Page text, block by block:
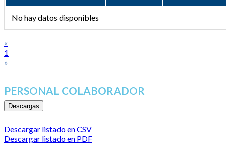
No hay datos disponibles
«
1
»
PERSONAL COLABORADOR
Descargas
Descargar listado en CSV
Descargar listado en PDF